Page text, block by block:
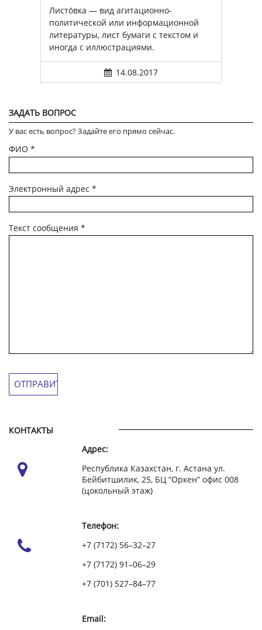
Листо́вка — вид агитационно-
политической или информационной
литературы, лист бумаги с текстом и
иногда с иллюстрациями.
14.08.2017
ЗАДАТЬ ВОПРОС
У вас есть вопрос? Задайте его прямо сейчас.
ФИО *
Электронный адрес *
Текст сообщения *
КОНТАКТЫ
Адрес:
Республика Казахстан, г. Астана ул.
Бейбитшилик, 25, БЦ “Оркен” офис 008
(цокольный этаж)
Телефон:
+7 (7172) 56–32–27
+7 (7172) 91–06–29
+7 (701) 527–84–77
Email: